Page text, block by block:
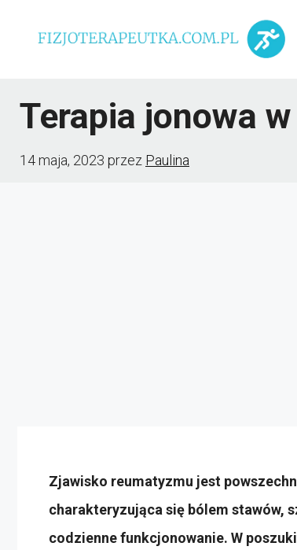
Terapia jonowa
14 maja, 2023 przez Paulina
Zjawisko reumatyzmu jest
charakteryzująca się bólem stawów,
codzienne funkcjonowanie. W